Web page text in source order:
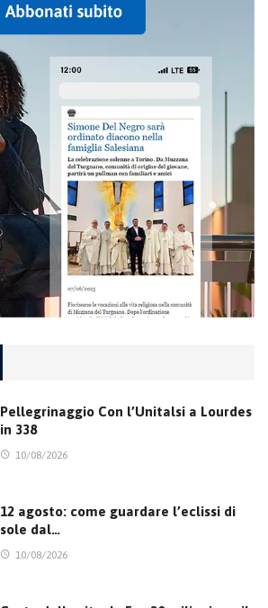
Pellegrinaggio Con l’Unitalsi a Lourdes
in 338
10/08/2026
12 agosto: come guardare l’eclissi di
sole dal…
10/08/2026